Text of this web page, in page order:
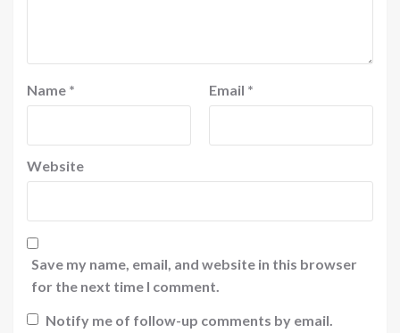
Name * Email *
Website
Save my name, email, and website in this browser
for the next time I comment.
Notify me of follow-up comments by email.